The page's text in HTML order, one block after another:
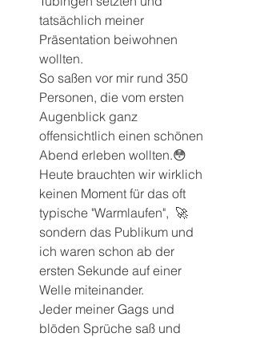
tatsächlich meiner
Präsentation beiwohnen
wollten.
So saßen vor mir rund 350
Personen, die vom ersten
Augenblick ganz
offensichtlich einen schönen
Abend erleben wollten.😳
Heute brauchten wir wirklich
keinen Moment für das oft
typische "Warmlaufen",  🚀
sondern das Publikum und
ich waren schon ab der
ersten Sekunde auf einer
Welle miteinander.
Jeder meiner Gags und
blöden Sprüche saß und